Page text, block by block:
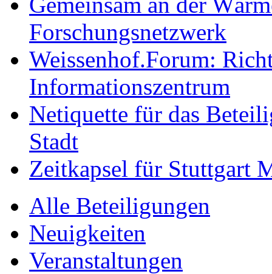
Forschungsnetzwerk
Weissenhof.Forum:
Informationszentrum
Netiquette für das
Stadt
Zeitkapsel für Stuttgart
Alle Beteiligungen
Neuigkeiten
Veranstaltungen